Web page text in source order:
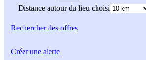
Distance autour du lieu choisi
Rechercherdes offres
Créer une alerte